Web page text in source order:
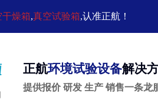
干燥箱,真空试验箱,认准正航！
正航环境试验设备解决
提供报价 研发 生产 销售一条龙